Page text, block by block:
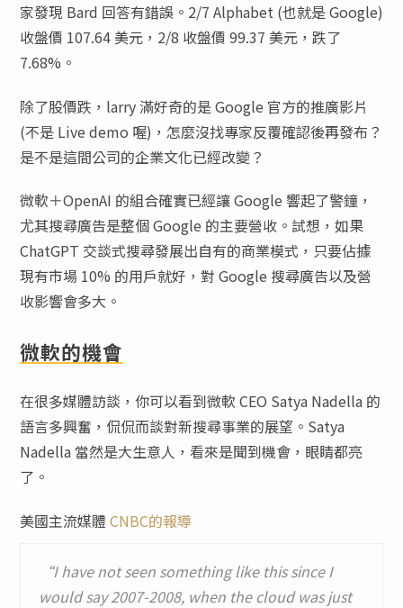
家發現 Bard 回答有錯誤。2/7 Alphabet (也就是 Google)
收盤價 107.64 美元，2/8 收盤價 99.37 美元，跌了
7.68%。
除了股價跌，larry 滿好奇的是 Google 官方的推廣影片
(不是 Live demo 喔)，怎麼沒找專家反覆確認後再發布？
是不是這間公司的企業文化已經改變？
微軟＋OpenAI 的組合確實已經讓 Google 響起了警鐘，
尤其搜尋廣告是整個 Google 的主要營收。試想，如果
ChatGPT 交談式搜尋發展出自有的商業模式，只要佔據
現有市場 10% 的用戶就好，對 Google 搜尋廣告以及營
收影響會多大。
微軟的機會
在很多媒體訪談，你可以看到微軟 CEO Satya Nadella 的
語言多興奮，侃侃而談對新搜尋事業的展望。Satya
Nadella 當然是大生意人，看來是聞到機會，眼睛都亮
了。
美國主流媒體 CNBC的報導
“I have not seen something like this since I
would say 2007-2008, when the cloud was just